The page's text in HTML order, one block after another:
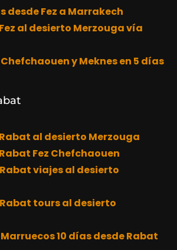
desde Fez a Marrakech
al desierto Merzouga vía
Chefchaouen y Meknes en 5 días
al desierto Merzouga
Fez Chefchaouen
viajes al desierto
tours al desierto
10 días desde Rabat